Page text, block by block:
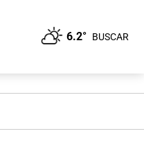
6.2° BUSCAR